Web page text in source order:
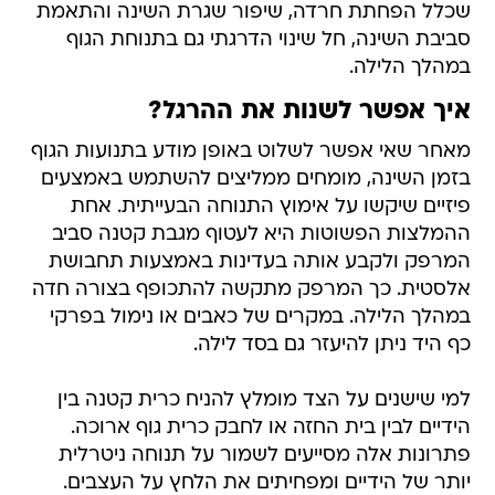
שכלל הפחתת חרדה, שיפור שגרת השינה והתאמת
סביבת השינה, חל שינוי הדרגתי גם בתנוחת הגוף
במהלך הלילה.
איך אפשר לשנות את ההרגל?
מאחר שאי אפשר לשלוט באופן מודע בתנועות הגוף
בזמן השינה, מומחים ממליצים להשתמש באמצעים
פיזיים שיקשו על אימוץ התנוחה הבעייתית. אחת
ההמלצות הפשוטות היא לעטוף מגבת קטנה סביב
המרפק ולקבע אותה בעדינות באמצעות תחבושת
אלסטית. כך המרפק מתקשה להתכופף בצורה חדה
במהלך הלילה. במקרים של כאבים או נימול בפרקי
כף היד ניתן להיעזר גם בסד לילה.
למי שישנים על הצד מומלץ להניח כרית קטנה בין
הידיים לבין בית החזה או לחבק כרית גוף ארוכה.
פתרונות אלה מסייעים לשמור על תנוחה ניטרלית
יותר של הידיים ומפחיתים את הלחץ על העצבים.